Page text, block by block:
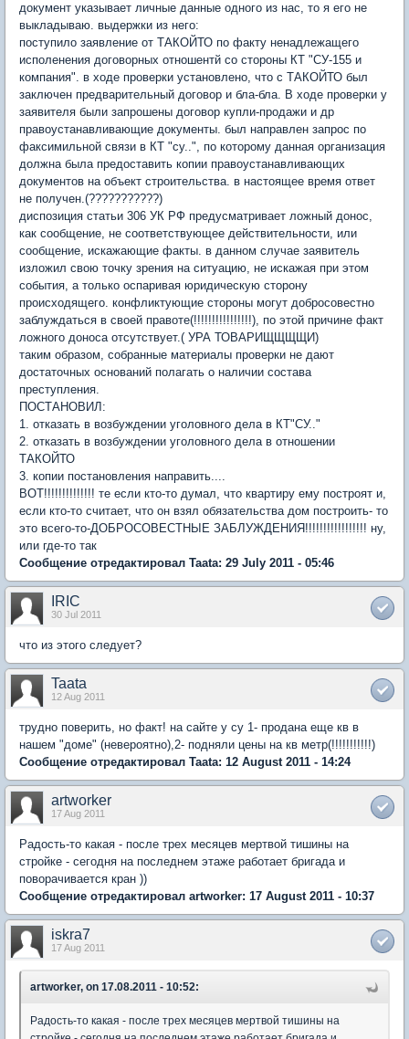
документ указывает личные данные одного из нас, то я его не
выкладываю. выдержки из него:
поступило заявление от ТАКОЙТО по факту ненадлежащего
исполенения договорных отношентй со стороны КТ "СУ-155 и
компания". в ходе проверки установлено, что с ТАКОЙТО был
заключен предварительный договор и бла-бла. В ходе проверки у
заявителя были запрошены договор купли-продажи и др
правоустанавливающие документы. был направлен запрос по
факсимильной связи в КТ "су..", по которому данная организация
должна была предоставить копии правоустанавливающих
документов на объект строительства. в настоящее время ответ
не получен.(???????????)
диспозиция статьи 306 УК РФ предусматривает ложный донос,
как сообщение, не соответствующее действительности, или
сообщение, искажающие факты. в данном случае заявитель
изложил свою точку зрения на ситуацию, не искажая при этом
события, а только оспаривая юридическую сторону
происходящего. конфликтующие стороны могут добросовестно
заблуждаться в своей правоте(!!!!!!!!!!!!!!!!), по этой причине факт
ложного доноса отсутствует.( УРА ТОВАРИЩЩЩЩИ)
таким образом, собранные материалы проверки не дают
достаточных оснований полагать о наличии состава
преступления.
ПОСТАНОВИЛ:
1. отказать в возбуждении уголовного дела в КТ"СУ.."
2. отказать в возбуждении уголовного дела в отношении
ТАКОЙТО
3. копии постановления направить....
ВОТ!!!!!!!!!!!!!! те если кто-то думал, что квартиру ему построят и,
если кто-то считает, что он взял обязательства дом построить- то
это всего-то-ДОБРОСОВЕСТНЫЕ ЗАБЛУЖДЕНИЯ!!!!!!!!!!!!!!!!! ну,
или где-то так
Сообщение отредактировал Taata: 29 July 2011 - 05:46
IRIC
30 Jul 2011
что из этого следует?
Taata
12 Aug 2011
трудно поверить, но факт! на сайте у су 1- продана еще кв в
нашем "доме" (невероятно),2- подняли цены на кв метр(!!!!!!!!!!!)
Сообщение отредактировал Taata: 12 August 2011 - 14:24
artworker
17 Aug 2011
Радость-то какая - после трех месяцев мертвой тишины на
стройке - сегодня на последнем этаже работает бригада и
поворачивается кран ))
Сообщение отредактировал artworker: 17 August 2011 - 10:37
iskra7
17 Aug 2011
artworker, on 17.08.2011 - 10:52:
Радость-то какая - после трех месяцев мертвой тишины на